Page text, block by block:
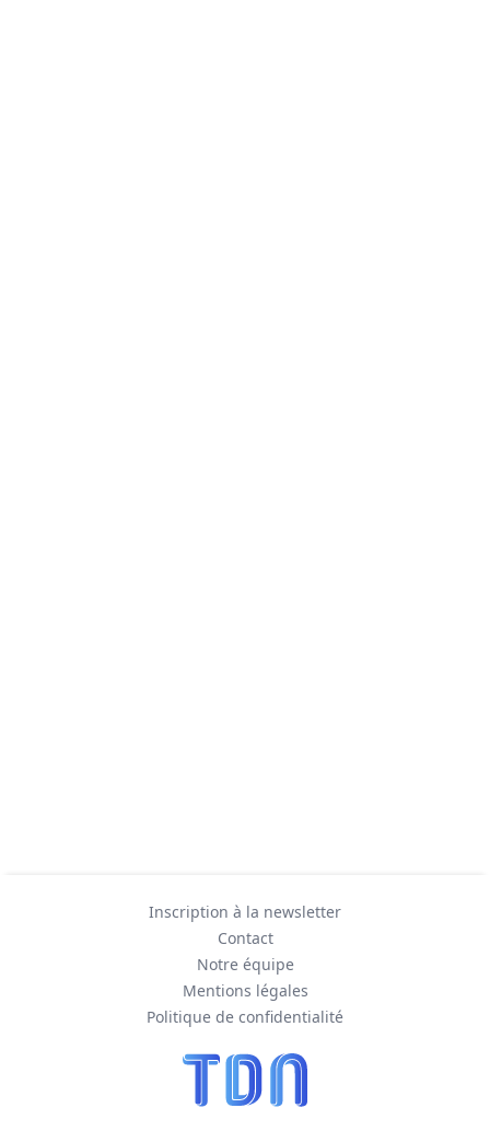
Inscription à la newsletter
Contact
Notre équipe
Mentions légales
Politique de confidentialité